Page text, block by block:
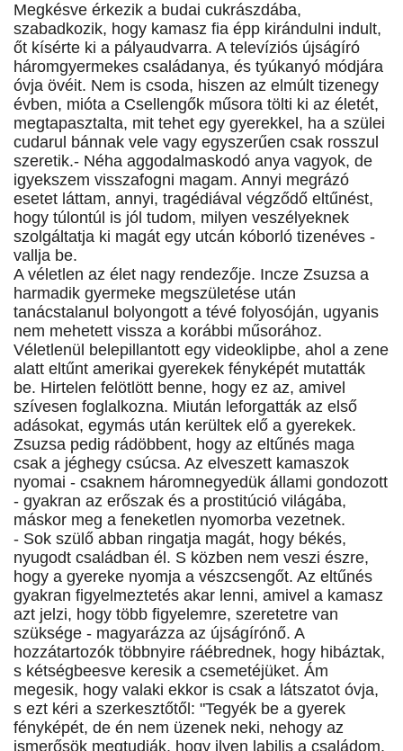
Megkésve érkezik a budai cukrászdába,
szabadkozik, hogy kamasz fia épp kirándulni indult,
őt kísérte ki a pályaudvarra. A televíziós újságíró
háromgyermekes családanya, és tyúkanyó módjára
óvja övéit. Nem is csoda, hiszen az elmúlt tizenegy
évben, mióta a Csellengők műsora tölti ki az életét,
megtapasztalta, mit tehet egy gyerekkel, ha a szülei
cudarul bánnak vele vagy egyszerűen csak rosszul
szeretik.- Néha aggodalmaskodó anya vagyok, de
igyekszem visszafogni magam. Annyi megrázó
esetet láttam, annyi, tragédiával végződő eltűnést,
hogy túlontúl is jól tudom, milyen veszélyeknek
szolgáltatja ki magát egy utcán kóborló tizenéves -
vallja be.
A véletlen az élet nagy rendezője. Incze Zsuzsa a
harmadik gyermeke megszületése után
tanácstalanul bolyongott a tévé folyosóján, ugyanis
nem mehetett vissza a korábbi műsorához.
Véletlenül belepillantott egy videoklipbe, ahol a zene
alatt eltűnt amerikai gyerekek fényképét mutatták
be. Hirtelen felötlött benne, hogy ez az, amivel
szívesen foglalkozna. Miután leforgatták az első
adásokat, egymás után kerültek elő a gyerekek.
Zsuzsa pedig rádöbbent, hogy az eltűnés maga
csak a jéghegy csúcsa. Az elveszett kamaszok
nyomai - csaknem háromnegyedük állami gondozott
- gyakran az erőszak és a prostitúció világába,
máskor meg a feneketlen nyomorba vezetnek.
- Sok szülő abban ringatja magát, hogy békés,
nyugodt családban él. S közben nem veszi észre,
hogy a gyereke nyomja a vészcsengőt. Az eltűnés
gyakran figyelmeztetés akar lenni, amivel a kamasz
azt jelzi, hogy több figyelemre, szeretetre van
szüksége - magyarázza az újságírónő. A
hozzátartozók többnyire ráébrednek, hogy hibáztak,
s kétségbeesve keresik a csemetéjüket. Ám
megesik, hogy valaki ekkor is csak a látszatot óvja,
s ezt kéri a szerkesztőtől: "Tegyék be a gyerek
fényképét, de én nem üzenek neki, nehogy az
ismerősök megtudják, hogy ilyen labilis a családom.